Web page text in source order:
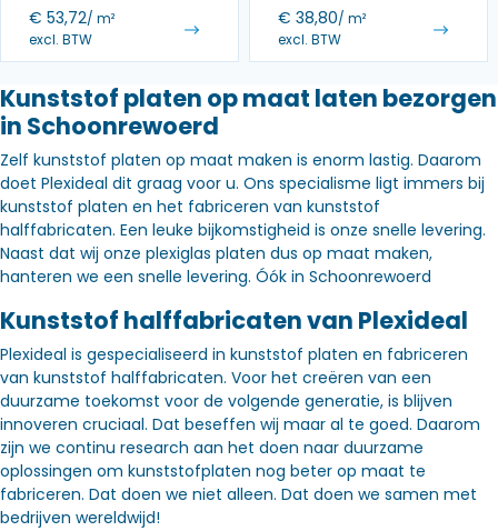
€ 53,72/ m²
excl. BTW
€ 38,80/ m²
excl. BTW
Kunststof platen op maat laten bezorgen
in Schoonrewoerd
Zelf kunststof platen op maat maken is enorm lastig. Daarom
doet Plexideal dit graag voor u. Ons specialisme ligt immers bij
kunststof platen en het fabriceren van kunststof
halffabricaten. Een leuke bijkomstigheid is onze snelle levering.
Naast dat wij onze plexiglas platen dus op maat maken,
hanteren we een snelle levering. Óók in Schoonrewoerd
Kunststof halffabricaten van Plexideal
Plexideal is gespecialiseerd in kunststof platen en fabriceren
van kunststof halffabricaten. Voor het creëren van een
duurzame toekomst voor de volgende generatie, is blijven
innoveren cruciaal. Dat beseffen wij maar al te goed. Daarom
zijn we continu research aan het doen naar duurzame
oplossingen om kunststofplaten nog beter op maat te
fabriceren. Dat doen we niet alleen. Dat doen we samen met
bedrijven wereldwijd!